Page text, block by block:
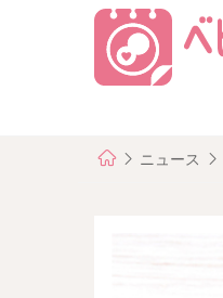
ニュース